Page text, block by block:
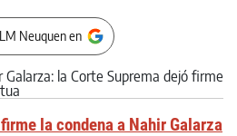
Neuquen en
la condena a Nahir Galarza